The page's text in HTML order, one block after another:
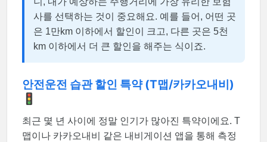
사를 선택하는 것이 중요해요. 예를 들어, 어떤 곳
은 1만km 이하에서 할인이 크고, 다른 곳은 5천
km 이하에서 더 큰 할인을 해주는 식이죠.
안전운전 습관 할인 특약 (T맵/카카오내비)
🚦
최근 몇 년 사이에 정말 인기가 많아진 특약이에요. T
맵이나 카카오내비 같은 내비게이션 앱을 통해 측정